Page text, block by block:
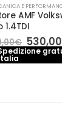
,MOTORI
€Il
prezzo
attuale
gratuita in